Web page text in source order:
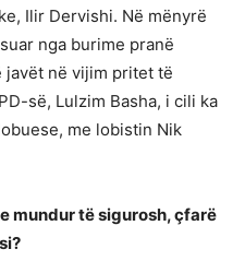
Ilir Dervishi. Në mënyrë
nga burime pranë
javët në vijim pritet të
së, Lulzim Basha, i cili ka
me lobistin Nik
mundur të sigurosh, çfarë